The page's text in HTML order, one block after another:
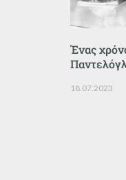
Ένας
18.07.2023